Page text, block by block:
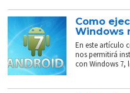
Como
Windows
En este artículo
nos permitirá
con Windows 7,